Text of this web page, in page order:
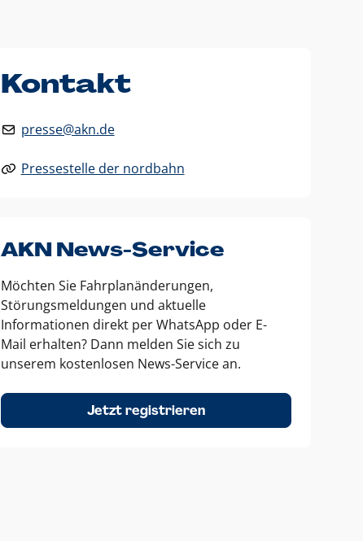
Kontakt
presse@akn.de
Pressestelle der nordbahn
AKN News-Service
Möchten Sie Fahrplanänderungen,
Störungsmeldungen und aktuelle
Informationen direkt per WhatsApp oder E-
Mail erhalten? Dann melden Sie sich zu
unserem kostenlosen News-Service an.
Jetzt registrieren